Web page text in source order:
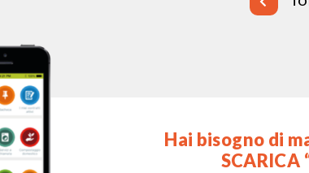
Hai bisogno di
SCARICA